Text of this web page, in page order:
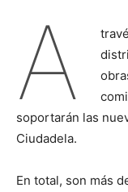
A
soportarán las
Ciudadela.
En total, son más